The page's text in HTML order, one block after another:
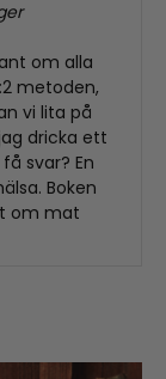
om alla
metoden,
vi lita på
dricka ett
svar? En
Boken
om mat